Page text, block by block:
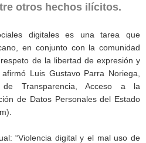
otros hechos ilícitos.
digitales es una tarea que
en conjunto con la comunidad
de la libertad de expresión y
Luis Gustavo Parra Noriega,
de Transparencia, Acceso a la
de Datos Personales del Estado
“Violencia digital y el mal uso de